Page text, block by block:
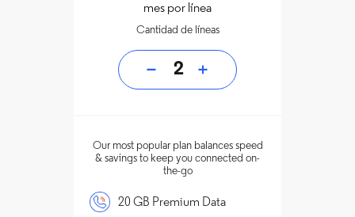
mes por línea
Cantidad de líneas
2
Our most popular plan balances speed
& savings to keep you connected on-
the-go
20 GB Premium Data